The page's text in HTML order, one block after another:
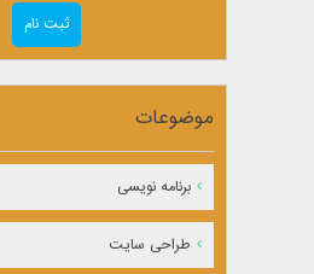
موضوعات
برنامه نویسی
طراحی سایت